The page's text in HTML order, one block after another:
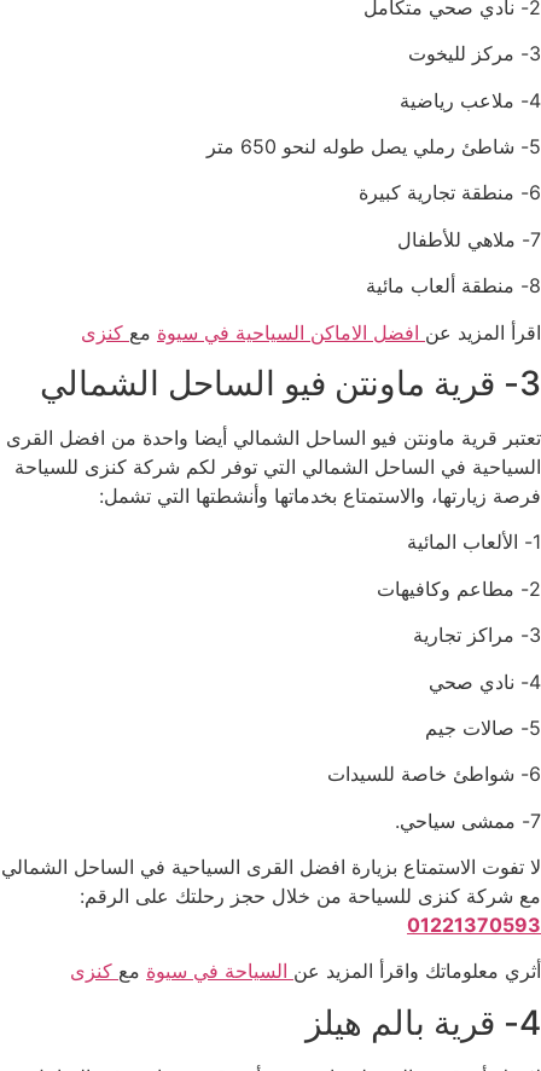
2- نادي صحي متكامل
3- مركز لليخوت
4- ملاعب رياضية
5- شاطئ رملي يصل طوله لنحو 650 متر
6- منطقة تجارية كبيرة
7- ملاهي للأطفال
8- منطقة ألعاب مائية
اقرأ المزيد عن افضل الاماكن السياحية في سيوة مع كنزى
3- قرية ماونتن فيو الساحل الشمالي
تعتبر قرية ماونتن فيو الساحل الشمالي أيضا واحدة من افضل القرى
السياحية في الساحل الشمالي التي توفر لكم شركة كنزى للسياحة
فرصة زيارتها، والاستمتاع بخدماتها وأنشطتها التي تشمل:
1- الألعاب المائية
2- مطاعم وكافيهات
3- مراكز تجارية
4- نادي صحي
5- صالات جيم
6- شواطئ خاصة للسيدات
7- ممشى سياحي.
لا تفوت الاستمتاع بزيارة افضل القرى السياحية في الساحل الشمالي
مع شركة كنزى للسياحة من خلال حجز رحلتك على الرقم:
01221370593
أثري معلوماتك واقرأ المزيد عن السياحة في سيوة مع كنزى
4- قرية بالم هيلز